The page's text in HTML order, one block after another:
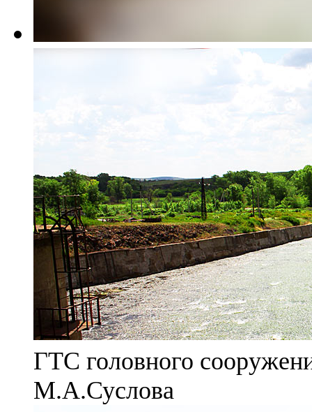
ГТС головного
М.А.Суслова